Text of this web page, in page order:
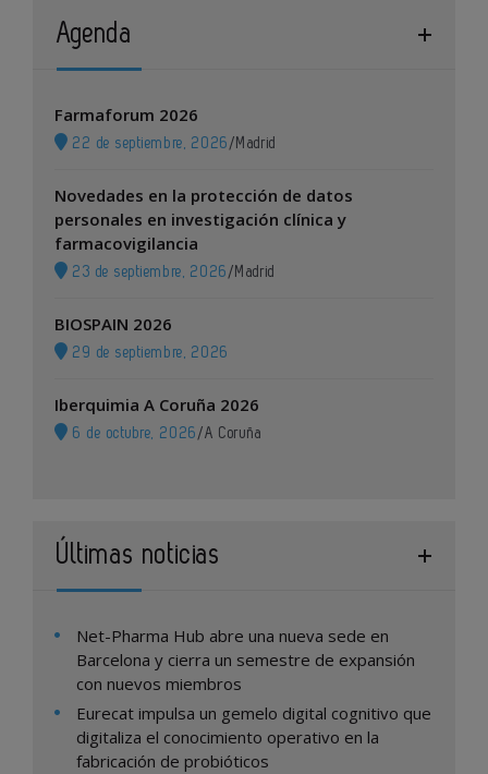
Agenda
Farmaforum 2026
22 de septiembre, 2026 / Madrid
Novedades en la protección de datos
personales en investigación clínica y
farmacovigilancia
23 de septiembre, 2026 / Madrid
BIOSPAIN 2026
29 de septiembre, 2026
Iberquimia A Coruña 2026
6 de octubre, 2026 /A Coruña
Últimas noticias
Net-Pharma Hub abre una nueva sede en
Barcelona y cierra un semestre de expansión
con nuevos miembros
Eurecat impulsa un gemelo digital cognitivo que
digitaliza el conocimiento operativo en la
fabricación de probióticos